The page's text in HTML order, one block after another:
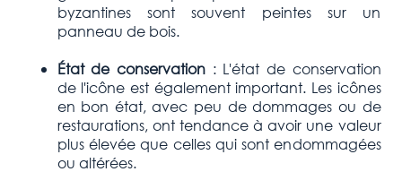
byzantines sont souvent peintes sur un
panneau de bois.
État de conservation: L'état de conservation
de l'icône est également important. Les icônes
en bon état, avec peu de dommages ou de
restaurations, ont tendance à avoir une valeur
plus élevée que celles qui sont endommagées
ou altérées.